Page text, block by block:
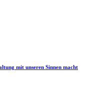
mit unseren Sinnen macht